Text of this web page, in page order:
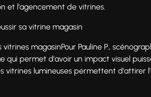
et l'agencement de vitrines.
sa vitrine magasin
vitrines magasinPour Pauline P.,
qui permet d'avoir un impact visuel
vitrines lumineuses permettent